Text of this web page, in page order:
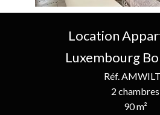
Location
Luxembourg
Réf.
2 chambres
90 m²